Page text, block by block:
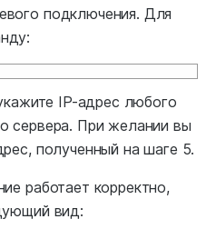
подключения. Для
IP-адрес любого
сервера. При желании вы
полученный на шаге 5.
работает корректно,
вид: